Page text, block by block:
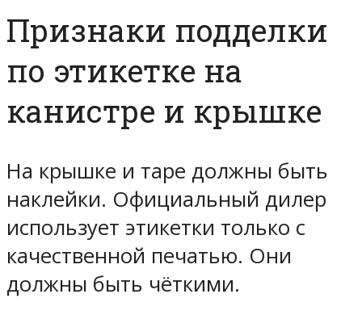
Признаки подделки
по этикетке на
канистре и крышке
На крышке и таре должны быть
наклейки. Официальный дилер
использует этикетки только с
качественной печатью. Они
должны быть чёткими.